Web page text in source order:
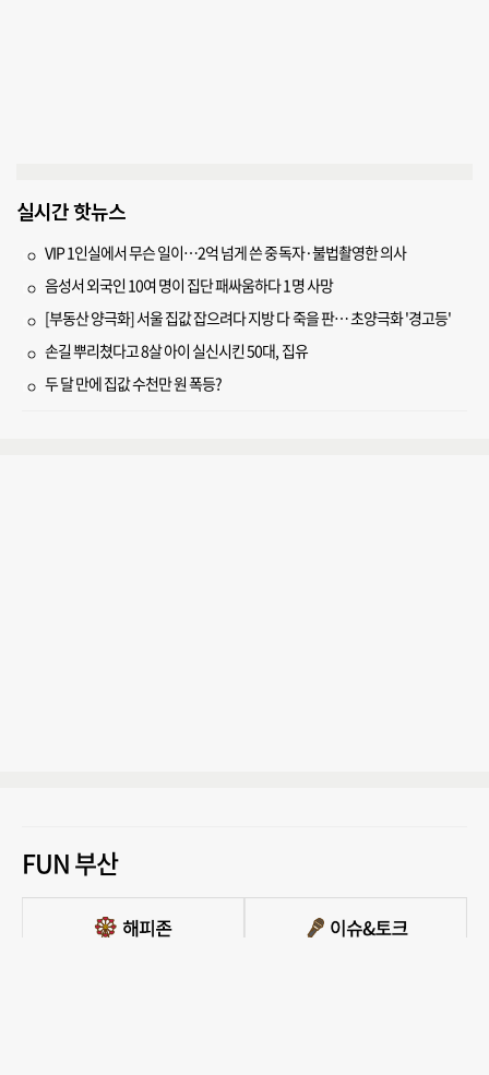
실시간 핫뉴스
VIP 1인실에서 무슨 일이…2억 넘게 쓴 중독자·불법촬영한 의사
음성서 외국인 10여 명이 집단 패싸움하다 1명 사망
[부동산 양극화] 서울 집값 잡으려다 지방 다 죽을 판… 초양극화 '경고등'
손길 뿌리쳤다고 8살 아이 실신시킨 50대, 집유
두 달 만에 집값 수천만 원 폭등?
FUN 부산